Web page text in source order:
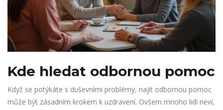
Kde hledat odbornou pomoc
Když se potýkáte s duševními problémy, najít odbornou pomoc
může být zásadním krokem k uzdravení. Ovšem mnoho lidí neví,